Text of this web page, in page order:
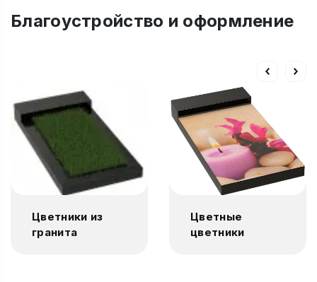
Благоустройство и оформление
Цветники из
гранита
Цветные
цветники